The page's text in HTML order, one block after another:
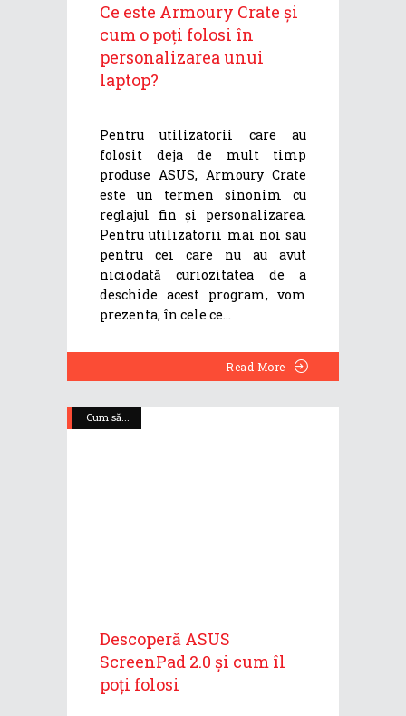
Ce este Armoury Crate și
cum o poți folosi în
personalizarea unui
laptop?
Pentru utilizatorii care au
folosit deja de mult timp
produse ASUS, Armoury Crate
este un termen sinonim cu
reglajul fin și personalizarea.
Pentru utilizatorii mai noi sau
pentru cei care nu au avut
niciodată curiozitatea de a
deschide acest program, vom
prezenta, în cele ce
Read More
Cum să...
Descoperă ASUS
ScreenPad 2.0 și cum îl
poți folosi